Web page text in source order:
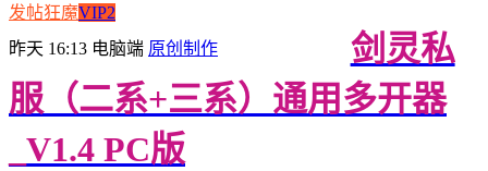
发帖狂魔VIP2
昨天 16:13 电脑端 原创制作
剑灵私
服（二系+三系）通用多开器
_V1.4 PC版